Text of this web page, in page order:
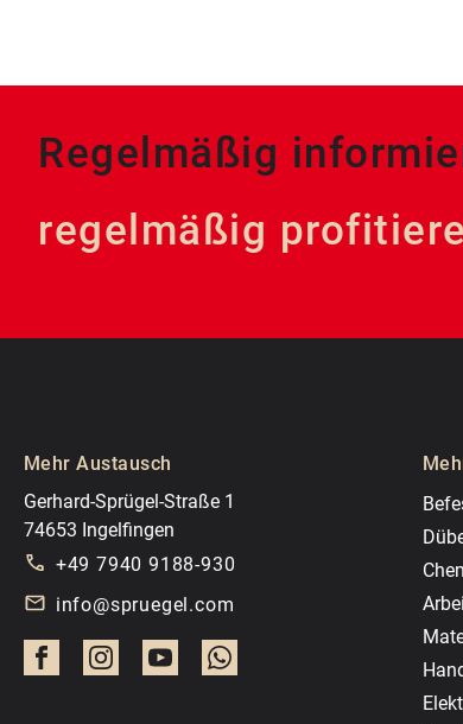
Regelmäßig
regelmäßig
Mehr Austausch
Gerhard-Sprügel-Straße 1
74653 Ingelfingen
+49 7940 9188-930
info@spruegel.com